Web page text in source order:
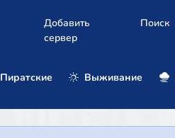
Добавить
сервер
Поиск
Пиратские Выживание